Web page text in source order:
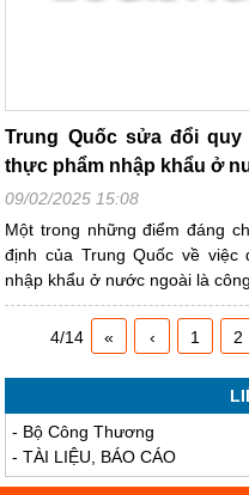
Trung Quốc sửa đổi
thực phẩm nhập khẩu ở
09/02/2025 15:08
Một trong những điểm đáng
định của Trung Quốc về
nhập khẩu ở nước ngoài là
4/14 « ‹ 1 2
- Bộ Công Thương
-TÀI LIỆU, BÁO CÁO